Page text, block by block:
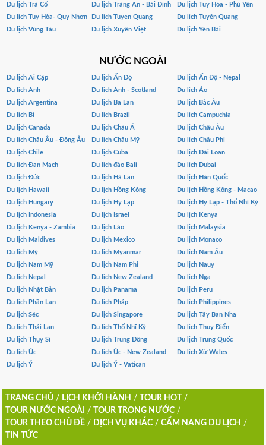
Du lịch Trà Cổ Du lịch Tràng An - Bái Đính
Du lịch Tuy Hòa - Phú Yên
Du lịch Tuy Hòa- Quy Nhơn
Du lịch Tuyen Quang
Du lịch Tuyên Quang
Du lịch Vũng Tàu
Du lịch Xuyên Việt Du lịch Yên Bái
NƯỚC NGOÀI
Du lịch Ai Cập Du lịch Ấn Độ
Du lịch Ấn Độ - Nepal
Du lịch Anh
Du lịch Anh - Scotland
Du lịch Áo
Du lịch Argentina
Du lịch Ba Lan
Du lịch Bắc Âu
Du lịch Bỉ
Du lịch Brazil
Du lịch Campuchia
Du lịch Canada
Du lịch Châu Á
Du lịch Châu Âu
Du lịch Châu Âu - Đông Âu
Du lịch Châu Mỹ
Du lịch Châu Phi
Du lịch Chile
Du lịch Cuba
Du lịch Đài Loan
Du lịch Đan Mạch
Du lịch đảo Bali
Du lịch Dubai
Du lịch Đức
Du lịch Hà Lan
Du lịch Hàn Quốc
Du lịch Hawaii
Du lịch Hồng Kông
Du lịch Hồng Kông - Macao
Du lịch Hungary
Du lịch Hy Lạp
Du lịch Hy Lạp - Thổ Nhĩ Kỳ
Du lịch Indonesia
Du lịch Israel
Du lịch Kenya
Du lịch Kenya - Zambia
Du lịch Lào
Du lịch Malaysia
Du lịch Maldives
Du lịch Mexico
Du lịch Monaco
Du lịch Mỹ
Du lịch Myanmar
Du lịch Nam Âu
Du lịch Nam Mỹ
Du lịch Nam Phi
Du lịch Nauy
Du lịch Nepal
Du lịch New Zealand
Du lịch Nga
Du lịch Nhật Bản
Du lịch Panama
Du lịch Peru
Du lịch Phần Lan
Du lịch Pháp
Du lịch Philippines
Du lịch Séc
Du lịch Singapore
Du lịch Tây Ban Nha
Du lịch Thái Lan
Du lịch Thổ Nhĩ Kỳ
Du lịch Thụy Điển
Du lịch Thụy Sĩ
Du lịch Trung Đông
Du lịch Trung Quốc
Du lịch Úc
Du lịch Úc - New Zealand
Du lịch Xứ Wales
Du lịch Ý
Du lịch Ý - Vatican
TRANG CHỦ/ LỊCH KHỞI HÀNH / TOUR HOT
/
TOUR NƯỚC NGOÀI
/ TOUR TRONG NƯỚC/
TOUR THEO CHỦ ĐỀ/ DỊCH VỤ KHÁC/ CẨM NANG DU LỊCH /
TIN TỨC